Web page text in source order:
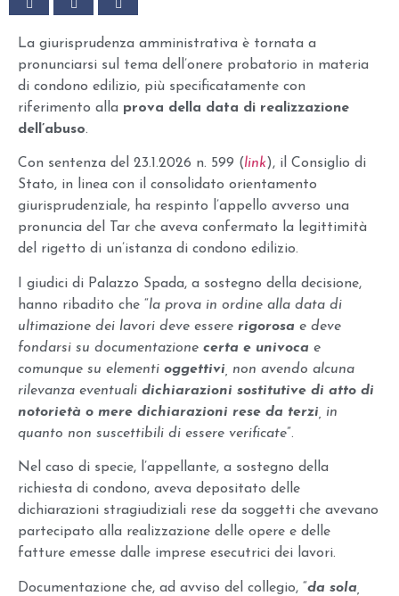
La giurisprudenza amministrativa è tornata a
pronunciarsi sul tema dell’onere probatorio in materia
di condono edilizio, più specificatamente con
riferimento alla prova della data di realizzazione
dell’abuso.
Con sentenza del 23.1.2026 n. 599 (link), il Consiglio di
Stato, in linea con il consolidato orientamento
giurisprudenziale, ha respinto l’appello avverso una
pronuncia del Tar che aveva confermato la legittimità
del rigetto di un’istanza di condono edilizio.
I giudici di Palazzo Spada, a sostegno della decisione,
hanno ribadito che “la prova in ordine alla data di
ultimazione dei lavori deve essere rigorosa e deve
fondarsi su documentazione certa e univoca e
comunque su elementi oggettivi , non avendo alcuna
rilevanza eventuali dichiarazioni sostitutive di atto di
notorietà o mere dichiarazioni rese da terzi , in
quanto non suscettibili di essere verificate”.
Nel caso di specie, l’appellante, a sostegno della
richiesta di condono, aveva depositato delle
dichiarazioni stragiudiziali rese da soggetti che avevano
partecipato alla realizzazione delle opere e delle
fatture emesse dalle imprese esecutrici dei lavori.
Documentazione che, ad avviso del collegio, “da sola